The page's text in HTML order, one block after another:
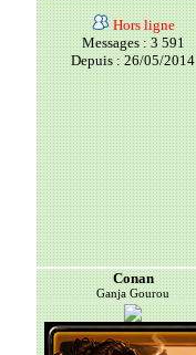
Hors ligne
Messages : 3 591
Depuis : 26/05/2014
Conan
Ganja Gourou